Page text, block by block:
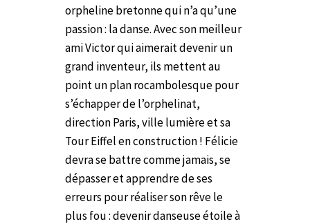
orpheline bretonne qui n’a qu’une
passion : la danse. Avec son meilleur
ami Victor qui aimerait devenir un
grand inventeur, ils mettent au
point un plan rocambolesque pour
s’échapper de l’orphelinat,
direction Paris, ville lumière et sa
Tour Eiffel en construction ! Félicie
devra se battre comme jamais, se
dépasser et apprendre de ses
erreurs pour réaliser son rêve le
plus fou : devenir danseuse étoile à